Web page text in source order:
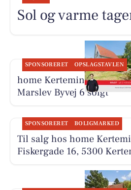
Sol og varme
SPONSORERET OPSLAGSTAVLEN
home Kerteminde-
Marslev Byvej 6 solgt
SPONSORERET BOLIGMARKED
Til salg hos home
Fiskergade 16, 5300